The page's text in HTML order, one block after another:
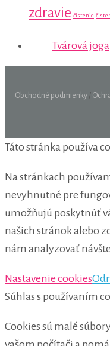
zdravie čistenie
Tvárová joga
Obchodné podmienky /
Táto stránka používa
Na stránkach
nevyhnutné pre
umožňujú poskytnúť
našich stránok alebo
nám analyzovať
Nastavenie cookies
Súhlas s používaním
Cookies sú malé